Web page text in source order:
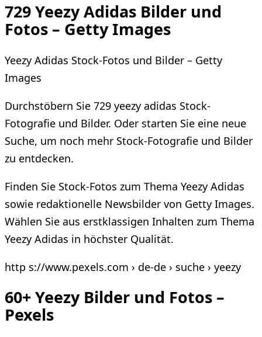
729 Yeezy Adidas Bilder und
Fotos – Getty Images
Yeezy Adidas Stock-Fotos und Bilder – Getty
Images
Durchstöbern Sie 729 yeezy adidas Stock-
Fotografie und Bilder. Oder starten Sie eine neue
Suche, um noch mehr Stock-Fotografie und Bilder
zu entdecken.
Finden Sie Stock-Fotos zum Thema Yeezy Adidas
sowie redaktionelle Newsbilder von Getty Images.
Wählen Sie aus erstklassigen Inhalten zum Thema
Yeezy Adidas in höchster Qualität.
http s://www.pexels.com › de-de › suche › yeezy
60+ Yeezy Bilder und Fotos –
Pexels